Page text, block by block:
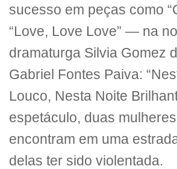
sucesso em peças como
“Love, Love Love” — na
dramaturga Silvia Gomez
Gabriel Fontes Paiva:
Louco, Nesta Noite
espetáculo, duas
encontram em uma
delas ter sido violentada.